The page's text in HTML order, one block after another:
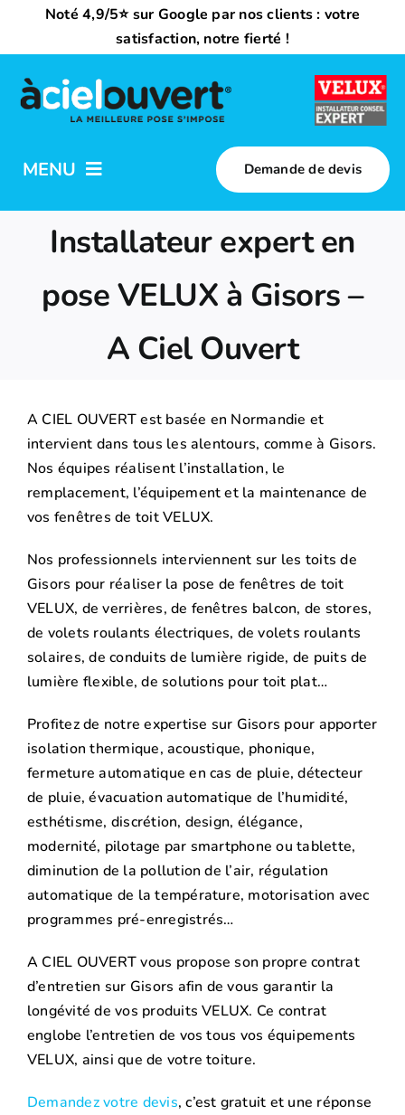
contenu
Noté 4,9/5⭐ sur Google par nos clients : votre
satisfaction, notre fierté !
MENU
Qui sommes-nous ?
Trouvez votre installateur
Demande de devis
Installateur expert en
pose VELUX à Gisors –
A Ciel Ouvert
A CIEL OUVERT est basée en Normandie et
intervient dans tous les alentours, comme à Gisors.
Nos équipes réalisent l’installation, le
remplacement, l’équipement et la maintenance de
vos fenêtres de toit VELUX.
Nos professionnels interviennent sur les toits de
Gisors pour réaliser la pose de fenêtres de toit
VELUX, de verrières, de fenêtres balcon, de stores,
de volets roulants électriques, de volets roulants
solaires, de conduits de lumière rigide, de puits de
lumière flexible, de solutions pour toit plat…
Profitez de notre expertise sur Gisors pour apporter
isolation thermique, acoustique, phonique,
fermeture automatique en cas de pluie, détecteur
de pluie, évacuation automatique de l’humidité,
esthétisme, discrétion, design, élégance,
modernité, pilotage par smartphone ou tablette,
diminution de la pollution de l’air, régulation
automatique de la température, motorisation avec
programmes pré-enregistrés…
A CIEL OUVERT vous propose son propre contrat
d’entretien sur Gisors afin de vous garantir la
longévité de vos produits VELUX. Ce contrat
englobe l’entretien de vos tous vos équipements
VELUX, ainsi que de votre toiture.
Demandez votre devis, c’est gratuit et une réponse